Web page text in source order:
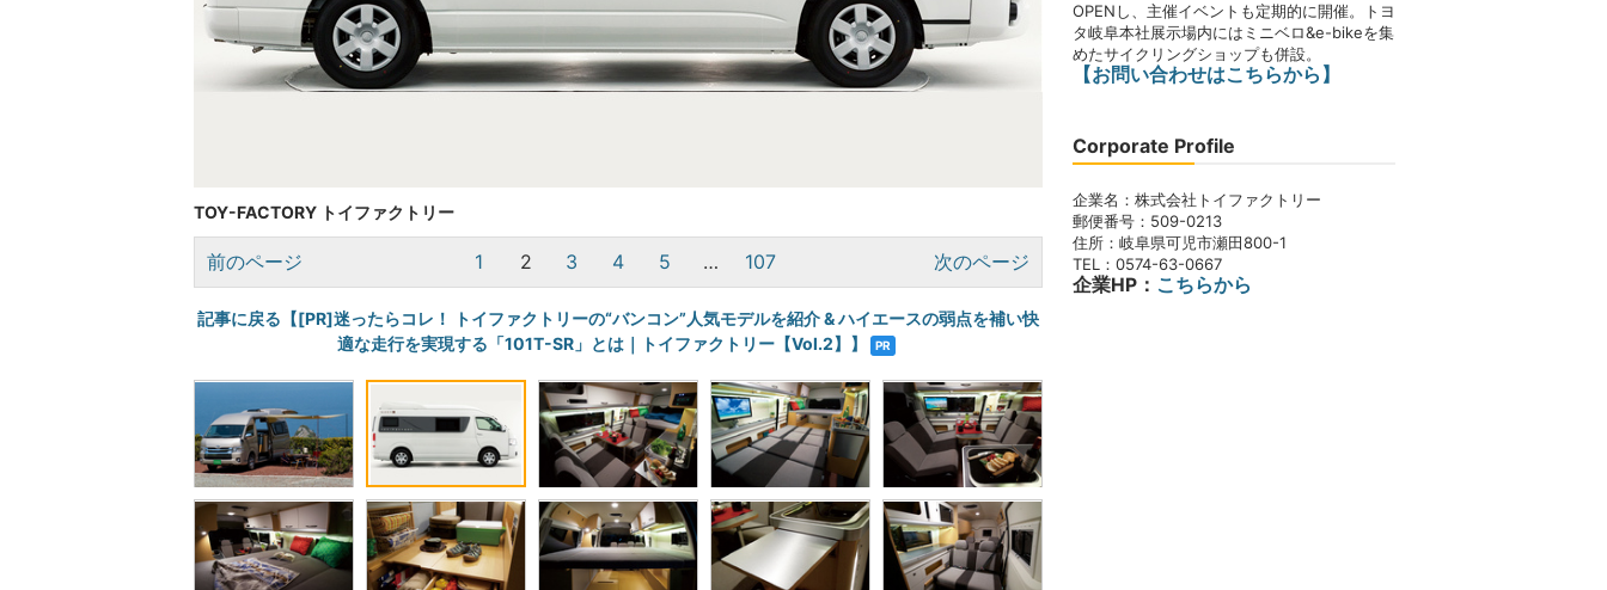
TOY-FACTORY トイファクトリー
前のページ 1 2 3 4 5 … 107 次のページ
記事に戻る【[PR]迷ったらコレ！ トイファクトリーの“バンコン”人気モデルを紹介 & ハイエースの弱点を補い快
適な走行を実現する「101T-SR」とは｜トイファクトリー【Vol.2】】
PR
OPENし、主催イベントも定期的に開催。トヨ
タ岐阜本社展示場内にはミニベロ&e-bikeを集
めたサイクリングショップも併設。
【お問い合わせはこちらから】
Corporate Profile
企業名：株式会社トイファクトリー
郵便番号：509-0213
住所：岐阜県可児市瀬田800-1
TEL：0574-63-0667
企業HP： こちらから